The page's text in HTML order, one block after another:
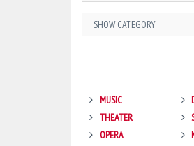
MUSIC
THEATER
OPERA